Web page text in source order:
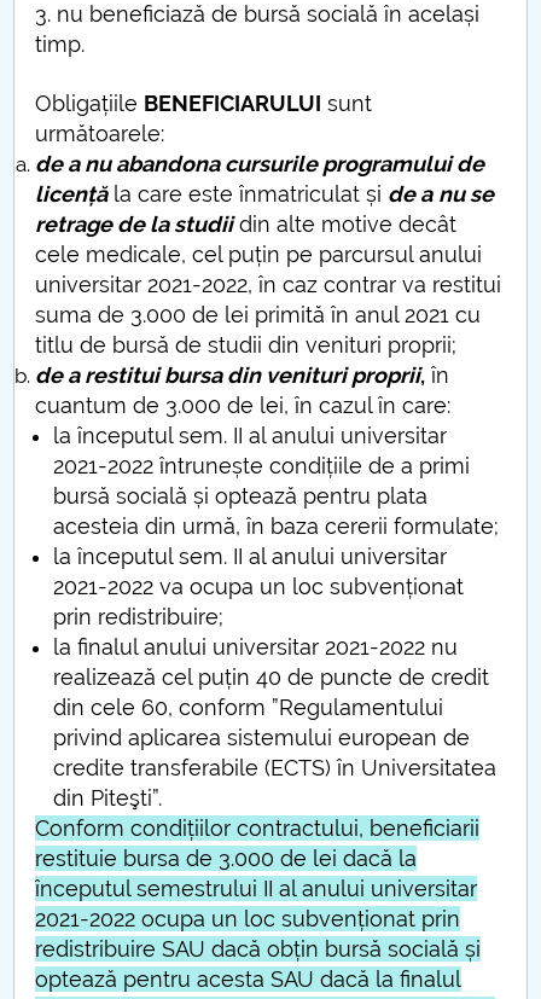
Proiect PRIM STUD
Protecția datelor personale
UNIVERSITATE pentru comunitate
IOSUD/CSUD-Doctorate
Comisie de etica unversitară
Evenimente CUP
Accesibilitate pentru studenții cu dizabilități
Raportul Conducerii Centrului Universitar Pitești
privind implementarea Planului Operațional 2020-
2024
Parteneri CUP
Centrul de Consiliere și Orientare în Carieră
Chestionar angajabilitate ALUMNI – UPB
CAR2026
MENIU CANTINA
Burse START UPIT 21-22
3. nu beneficiază de bursă socială în același
timp.
Obligațiile BENEFICIARULUI sunt
următoarele:
de a nu abandona cursurile programului de
licențăla care este înmatriculat și de a nu se
retrage de la studiidin alte motive decât
cele medicale, cel puțin pe parcursul anului
universitar 2021-2022, în caz contrar va restitui
suma de 3.000 de lei primită în anul 2021 cu
titlu de bursă de studii din venituri proprii;
de a restitui bursa din venituri proprii, în
cuantum de 3.000 de lei, în cazul în care:
la începutul sem. II al anului universitar
2021-2022 întrunește condițiile de a primi
bursă socială și optează pentru plata
acesteia din urmă, în baza cererii formulate;
la începutul sem. II al anului universitar
2021-2022 va ocupa un loc subvenționat
prin redistribuire;
la finalul anului universitar 2021-2022 nu
realizează cel puțin 40 de puncte de credit
din cele 60, conform ”Regulamentului
privind aplicarea sistemului european de
credite transferabile (ECTS) în Universitatea
din Piteşti”.
Conform condițiilor contractului, beneficiarii
restituie bursa de 3.000 de lei dacă la
începutul semestrului II al anului universitar
2021-2022 ocupa un loc subvenționat prin
redistribuire SAU dacă obțin bursă socială și
optează pentru acesta SAU dacă la finalul